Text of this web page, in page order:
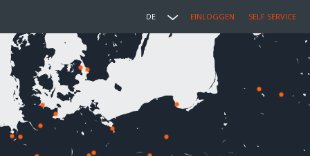
DE EINLOGGEN SELF SERVICE